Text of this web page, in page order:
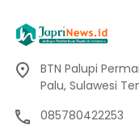
BTN Palupi
Palu, Sulawesi
085780422253